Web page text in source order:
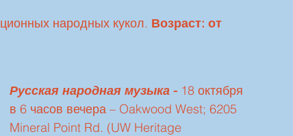
народных кукол. Возраст: от
Русская народная музыка - 18 октября
в 6 часов вечера – Oakwood West; 6205
Mineral Point Rd. (UW Heritage